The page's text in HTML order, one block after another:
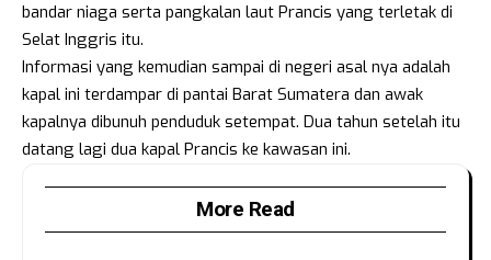
bandar niaga serta pangkalan laut Prancis yang terletak di
Selat Inggris itu.
Informasi yang kemudian sampai di negeri asal nya adalah
kapal ini terdampar di pantai Barat Sumatera dan awak
kapalnya dibunuh penduduk setempat. Dua tahun setelah itu
datang lagi dua kapal Prancis ke kawasan ini.
More Read